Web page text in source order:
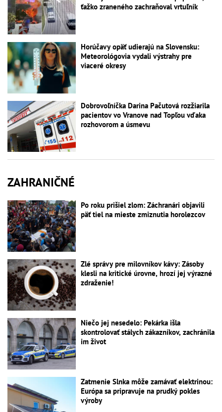
ťažko zraneného zachraňoval vrtuľník
Horúčavy opäť udierajú na Slovensku:
Meteorológovia vydali výstrahy pre
viaceré okresy
Dobrovoľníčka Darina Pačutová rozžiarila
pacientov vo Vranove nad Topľou vďaka
rozhovorom a úsmevu
ZAHRANIČNÉ
Po roku prišiel zlom: Záchranári objavili
päť tiel na mieste zmiznutia horolezcov
Zlé správy pre milovníkov kávy: Zásoby
klesli na kritické úrovne, hrozí jej výrazné
zdraženie!
Niečo jej nesedelo: Pekárka išla
skontrolovať stálych zákazníkov, zachránila
im život
Zatmenie Slnka môže zamávať elektrinou:
Európa sa pripravuje na prudký pokles
výroby